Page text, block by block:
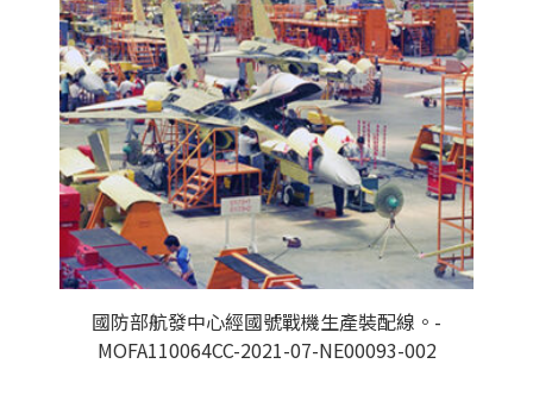
國防部航發中心經國號戰機生產裝配線。-
MOFA110064CC-2021-07-NE00093-002